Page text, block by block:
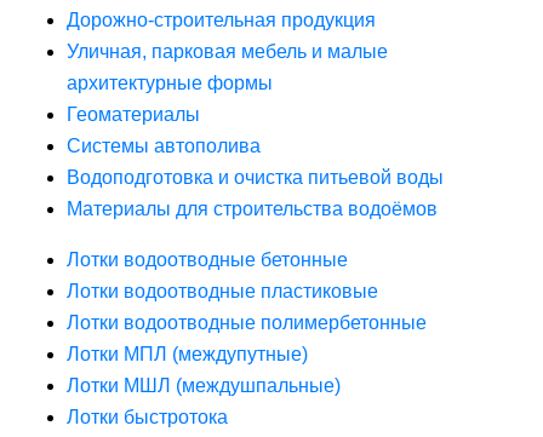
Дорожно-строительная продукция
Уличная, парковая мебель и малые
архитектурные формы
Геоматериалы
Системы автополива
Водоподготовка и очистка питьевой воды
Материалы для строительства водоёмов
Лотки водоотводные бетонные
Лотки водоотводные пластиковые
Лотки водоотводные полимербетонные
Лотки МПЛ (междупутные)
Лотки МШЛ (междушпальные)
Лотки быстротока